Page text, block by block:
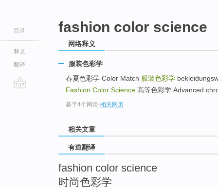
目录
释义
翻译
fashion color science
网络释义
服装色彩学
春夏色彩学 Color Match 服装色彩学
Fashion Color Science 高等色彩学 Advanced
基于4个网页-相关网页
相关文章
有道翻译
fashion color science
时尚色彩学